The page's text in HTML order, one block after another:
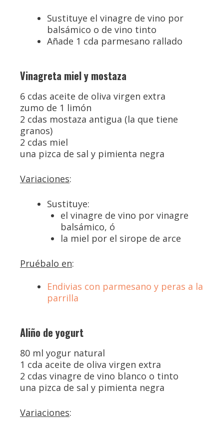
Sustituye el vinagre de vino por
balsámico o de vino tinto
Añade 1 cda parmesano rallado
Vinagreta miel y mostaza
6 cdas aceite de oliva virgen extra
zumo de 1 limón
2 cdas mostaza antigua (la que tiene
granos)
2 cdas miel
una pizca de sal y pimienta negra
Variaciones:
Sustituye:
el vinagre de vino por vinagre
balsámico, ó
la miel por el sirope de arce
Pruébalo en:
Endivias con parmesano y peras a la
parrilla
Aliño de yogurt
80 ml yogur natural
1 cda aceite de oliva virgen extra
2 cdas vinagre de vino blanco o tinto
una pizca de sal y pimienta negra
Variaciones: